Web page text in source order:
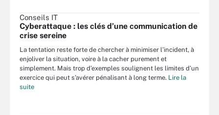
Conseils IT
Cyberattaque : les clés d’une communication de
crise sereine
La tentation reste forte de chercher à minimiser l’incident, à
enjoliver la situation, voire à la cacher purement et
simplement. Mais trop d’exemples soulignent les limites d’un
exercice qui peut s’avérer pénalisant à long terme. Lire la
suite